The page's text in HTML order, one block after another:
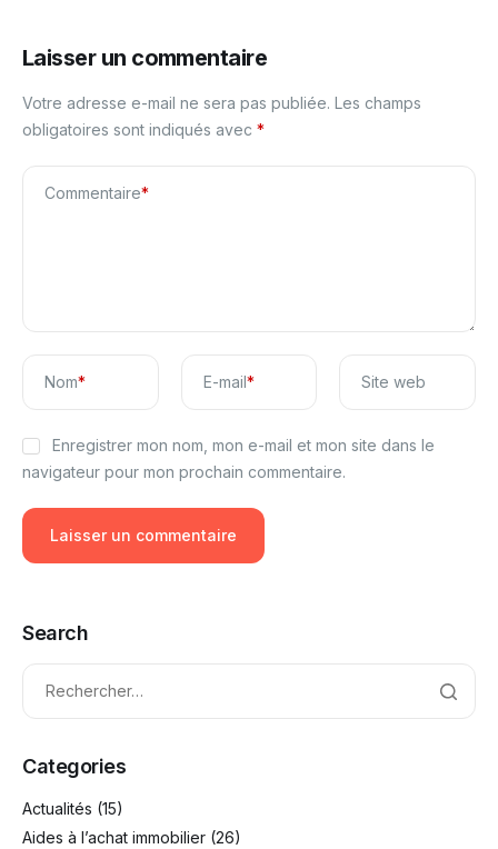
Laisser un commentaire
Votre adresse e-mail ne sera pas publiée. Les champs
obligatoires sont indiqués avec *
Commentaire*
Nom* E-mail* Site web
Enregistrer mon nom, mon e-mail et mon site dans le
navigateur pour mon prochain commentaire.
Search
Categories
Actualités (15)
Aides à l’achat immobilier (26)